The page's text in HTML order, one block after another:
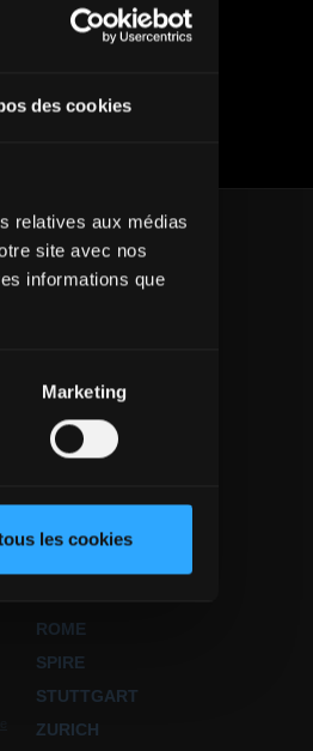
des cookies
relatives aux médias
site avec nos
informations que
Marketing
les cookies
RECHERCHE
BERNE
DÜSSELDORF
FRANCFORT
KARLSRUHE
ROME
SPIRE
STUTTGART
ZURICH